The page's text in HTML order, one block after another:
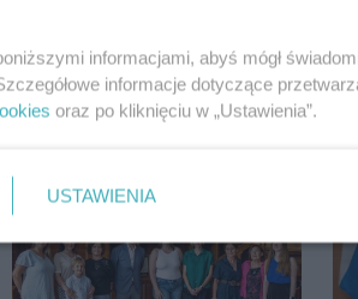
informacjami, abyś mógł
informacje dotyczące
oraz po kliknięciu w „Ustawienia”.
USTAWIENIA